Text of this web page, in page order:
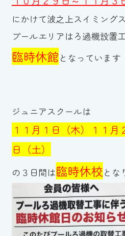
にかけて波之上スイミング
プールエリアはろ過機設置
臨時休館となっています
ジュニアスクールは
１１月１日（木）１１月
日（土）
の３日間は臨時休校とな